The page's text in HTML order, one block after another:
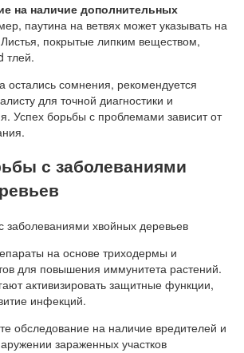
на наличие дополнительных
паутина на ветвях может указывать на
покрытые липким веществом,
тлей.
остались сомнения, рекомендуется
для точной диагностики и
Успех борьбы с проблемами зависит от
с заболеваниями
на основе триходермы и
для повышения иммунитета растений.
активизировать защитные функции,
инфекций.
обследование на наличие вредителей и
зараженных участков